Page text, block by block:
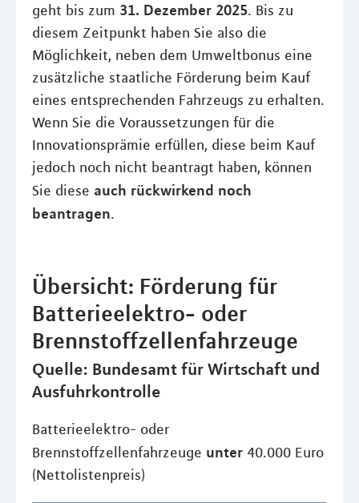
geht bis zum 31. Dezember 2025. Bis zu
diesem Zeitpunkt haben Sie also die
Möglichkeit, neben dem Umweltbonus eine
zusätzliche staatliche Förderung beim Kauf
eines entsprechenden Fahrzeugs zu erhalten.
Wenn Sie die Voraussetzungen für die
Innovationsprämie erfüllen, diese beim Kauf
jedoch noch nicht beantragt haben, können
Sie diese auch rückwirkend noch
beantragen.
Übersicht: Förderung für
Batterieelektro- oder
Brennstoffzellenfahrzeuge
Quelle: Bundesamt für Wirtschaft und
Ausfuhrkontrolle
Batterieelektro- oder
Brennstoffzellenfahrzeuge unter 40.000 Euro
(Nettolistenpreis)